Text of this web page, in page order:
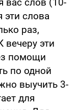
эти слова
раз,
вечеру эти
помощи
по одной
выучить 3-
для